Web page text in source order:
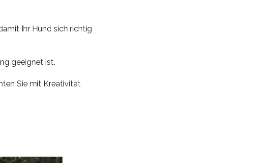
Ihr Hund sich richtig
geeignet ist.
Sie mit Kreativität